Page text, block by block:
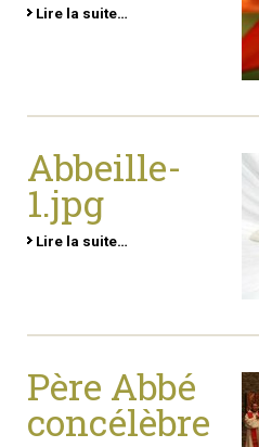
Lire la suite…
Abbeille-
1.jpg
Lire la suite…
Père Abbé
concélèbre